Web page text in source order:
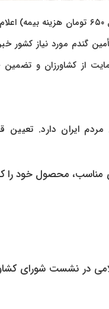
به گزارش پرداد خبر، قیمت تضمینی گندم برای سال ۱۴۰۵ به مبلغ ۴۹ هزار و ۶۵۰ تومان به ازای هر کیلوگرم (شامل ۶۵۰
گندم مورد نیاز کشور
از کشاورزان و تضمین
ایران دارد. تعیین
مناسب، محصول خود
در نشست شورای